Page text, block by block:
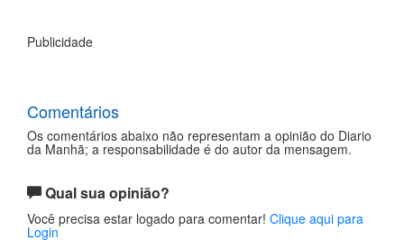
Publicidade
Comentários
Os comentários abaixo não representam a opinião do Diario
da Manhã; a responsabilidade é do autor da mensagem.
Qual sua opinião?
Você precisa estar logado para comentar! Clique aqui para
Login